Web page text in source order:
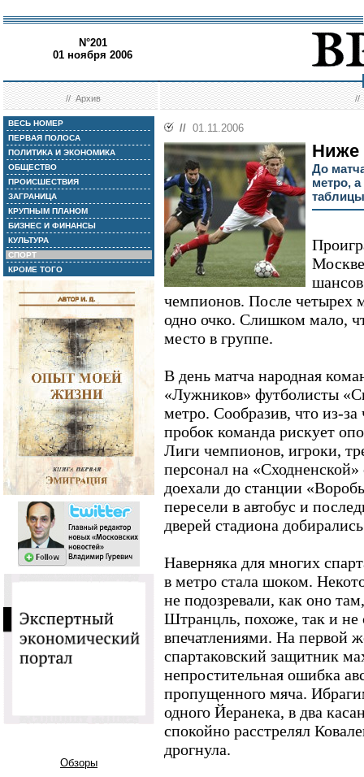
N°201
01 ноября 2006
//Архив //
ВЕСЬ НОМЕР
ПЕРВАЯ ПОЛОСА
ПОЛИТИКА И ЭКОНОМИКА
ОБЩЕСТВО
ПРОИСШЕСТВИЯ
ЗАГРАНИЦА
КРУПНЫМ ПЛАНОМ
БИЗНЕС И ФИНАНСЫ
КУЛЬТУРА
СПОРТ
КРОМЕ ТОГО
Обзоры
// 01.11.2006
Ниже
До
метро,
таблицы
чемпионов. После четырех
одно очко. Слишком мало,
место в группе.
В день матча народная
«Лужников» футболисты
метро. Сообразив, что из-
пробок команда рискует
Лиги чемпионов, игроки,
персонал на
доехали до станции
пересели в автобус и
дверей стадиона
Наверняка для многих
в метро стала шоком.
не подозревали, как оно
Штранцль, похоже, так и не
впечатлениями. На первой
спартаковский защитник
непростительная ошибка
пропущенного мяча.
одного Йеранека, в два
спокойно расстрелял
дрогнула.